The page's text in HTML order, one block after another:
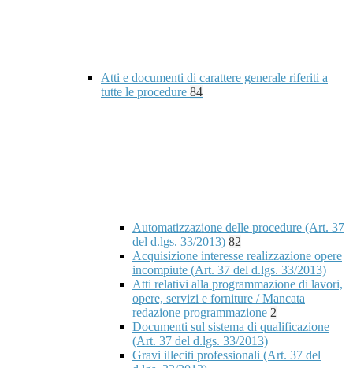
Atti e documenti di carattere generale riferiti a
tutte le procedure 84
Automatizzazione delle procedure (Art. 37
del d.lgs. 33/2013) 82
Acquisizione interesse realizzazione opere
incompiute (Art. 37 del d.lgs. 33/2013)
Atti relativi alla programmazione di lavori,
opere, servizi e forniture / Mancata
redazione programmazione 2
Documenti sul sistema di qualificazione
(Art. 37 del d.lgs. 33/2013)
Gravi illeciti professionali (Art. 37 del